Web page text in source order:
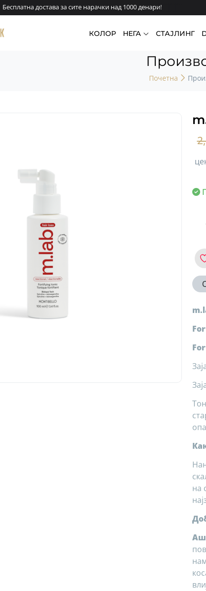
Бесплатна достава за сите нарачки над 1000 денари!
КОЛОР НЕГА СТАЈЛИНГ
Почетна
на